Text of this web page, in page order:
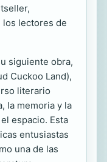
los lectores de
siguiente obra,
Cuckoo Land),
literario
la memoria y la
espacio. Esta
entusiastas
una de las